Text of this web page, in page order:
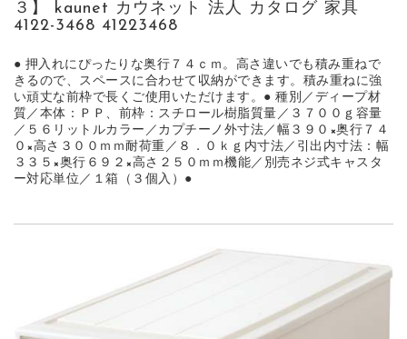
３】 kaunet カウネット 法人 カタログ 家具
4122-3468 41223468
● 押入れにぴったりな奥行７４ｃｍ。高さ違いでも積み重ねで
きるので、スペースに合わせて収納ができます。積み重ねに強
い頑丈な前枠で長くご使用いただけます。● 種別／ディープ材
質／本体：ＰＰ、前枠：スチロール樹脂質量／３７００ｇ容量
／５６リットルカラー／カプチーノ外寸法／幅３９０×奥行７４
０×高さ３００ｍｍ耐荷重／８．０ｋｇ内寸法／引出内寸法：幅
３３５×奥行６９２×高さ２５０ｍｍ機能／別売ネジ式キャスタ
ー対応単位／１箱（３個入）●